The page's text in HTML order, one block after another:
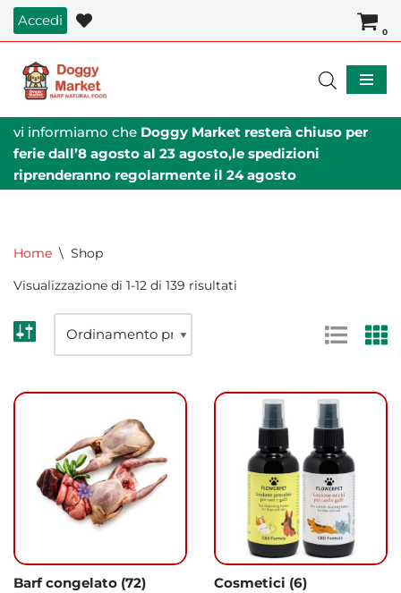
Vai
al
contenuto
Accedi
0
vi informiamo che Doggy Market resterà chiuso per
ferie dall’8 agosto al 23 agosto,le spedizioni
riprenderanno regolarmente il 24 agosto
Home \ Shop
Visualizzazione di 1-12 di 139 risultati
Barf congelato (72) Cosmetici (6)